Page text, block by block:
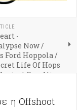
-
Now /
Ford Hoppola /
Life Of Hops
Can Alive
η Offshoot